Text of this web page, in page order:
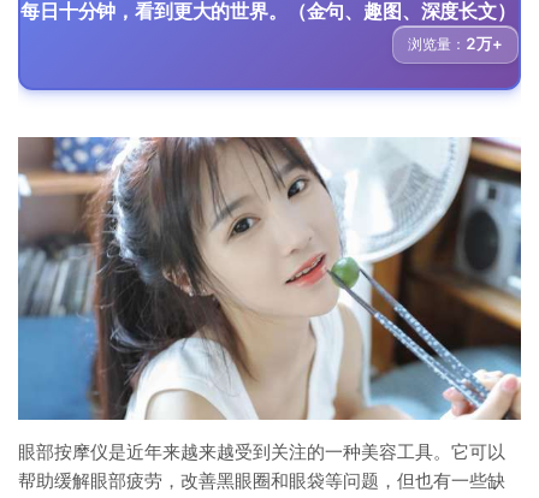
每日十分钟，看到更大的世界。（金句、趣图、深度长文）
浏览量： 2万+
眼部按摩仪是近年来越来越受到关注的一种美容工具。它可以
帮助缓解眼部疲劳，改善黑眼圈和眼袋等问题，但也有一些缺